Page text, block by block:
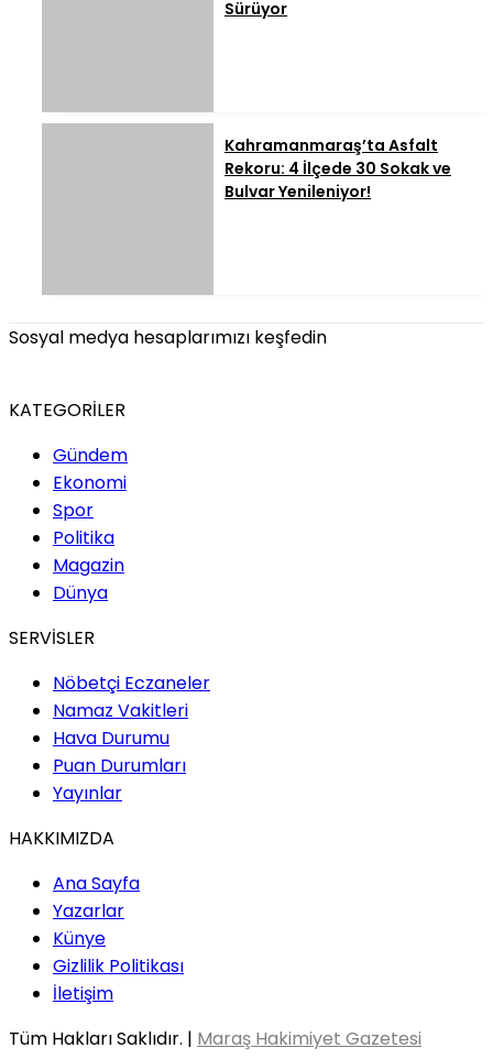
Sürüyor
Kahramanmaraş’ta Asfalt
Rekoru: 4 İlçede 30 Sokak ve
Bulvar Yenileniyor!
Sosyal medya hesaplarımızı keşfedin
KATEGORİLER
Gündem
Ekonomi
Spor
Politika
Magazin
Dünya
SERVİSLER
Nöbetçi Eczaneler
Namaz Vakitleri
Hava Durumu
Puan Durumları
Yayınlar
HAKKIMIZDA
Ana Sayfa
Yazarlar
Künye
Gizlilik Politikası
İletişim
Tüm Hakları Saklıdır. | Maraş Hakimiyet Gazetesi